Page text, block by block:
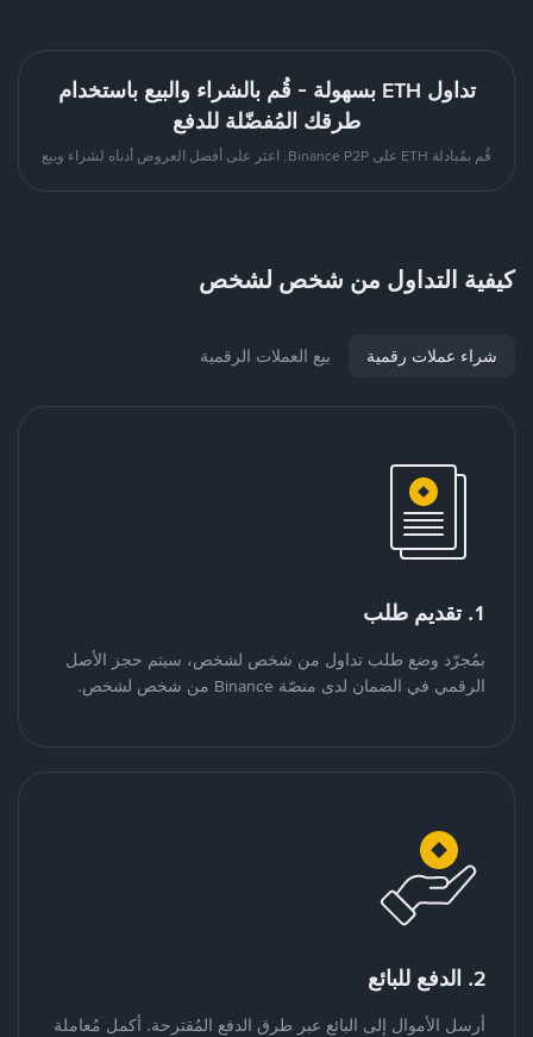
تداول ETH بسهولة - قُم بالشراء والبيع باستخدام
طرقك المُفضّلة للدفع
قُم بمُبادلة ETH على Binance P2P. اعثر على أفضل العروض أدناه لشراء وبيع
كيفية التداول من شخص لشخص
شراء عملات رقمية بيع العملات الرقمية
1. تقديم طلب
بمُجرّد وضع طلب تداول من شخص لشخص، سيتم حجز الأصل
الرقمي في الضمان لدى منصّة Binance من شخص لشخص.
2. الدفع للبائع
أرسل الأموال إلى البائع عبر طرق الدفع المُقترحة. أكمل مُعاملة